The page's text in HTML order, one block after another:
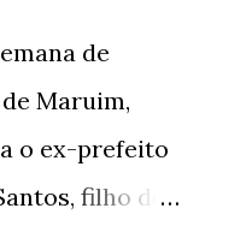
de
Maruim,
o ex-prefeito
filho de